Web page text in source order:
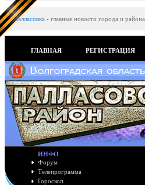
Палласовка - главные новости города и района
ГЛАВНАЯ РЕГИСТРАЦИЯ
ИНФО
Форум
Телепрограмма
Гороскоп